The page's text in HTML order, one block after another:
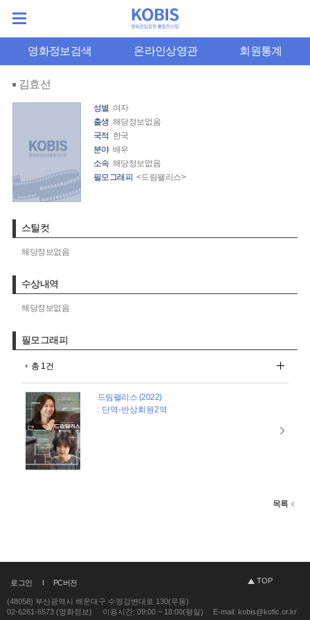
영화정보검색 온라인상영관 회원통계
김효선
성별 여자
출생 해당정보없음
국적 한국
분야 배우
소속 해당정보없음
필모그래피 <드림팰리스>
스틸컷
해당정보없음
수상내역
해당정보없음
필모그래피
총 1건
드림팰리스 (2022)
: 단역-반상회원2역
목록
로그인 PC버전 TOP
(48058) 부산광역시 해운대구 수영강변대로 130(우동)
02-6261-6573 (영화정보)
이용시간: 09:00 ~ 18:00(평일) E-mail: kobis@kofic.or.kr